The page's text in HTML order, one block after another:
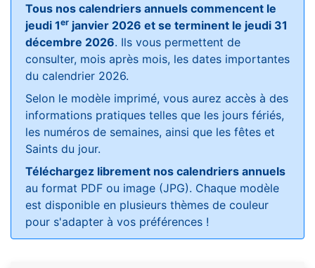
Tous nos calendriers annuels commencent le
jeudi 1er janvier 2026 et se terminent le jeudi 31
décembre 2026. Ils vous permettent de
consulter, mois après mois, les dates importantes
du calendrier 2026.
Selon le modèle imprimé, vous aurez accès à des
informations pratiques telles que les jours fériés,
les numéros de semaines, ainsi que les fêtes et
Saints du jour.
Téléchargez librement nos calendriers annuels
au format PDF ou image (JPG). Chaque modèle
est disponible en plusieurs thèmes de couleur
pour s'adapter à vos préférences !